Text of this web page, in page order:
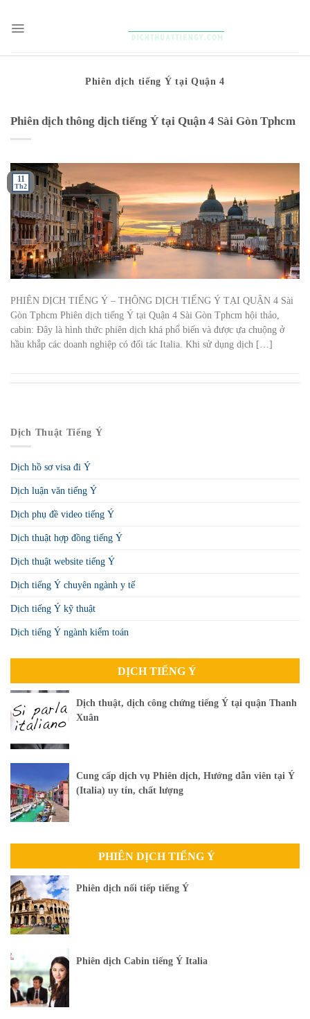
content
Phiên dịch tiếng Ý tại Quận 4
Phiên dịch thông dịch tiếng Ý tại Quận 4 Sài Gòn Tphcm
11
Th2
PHIÊN DỊCH TIẾNG Ý – THÔNG DỊCH TIẾNG Ý TẠI QUẬN 4 Sài
Gòn Tphcm Phiên dịch tiếng Ý tại Quận 4 Sài Gòn Tphcm hội thảo,
cabin: Đây là hình thức phiên dịch khá phổ biến và được ựa chuộng ở
hầu khắp các doanh nghiệp có đối tác Italia. Khi sử dụng dịch […]
Dịch Thuật Tiếng Ý
Dịch hồ sơ visa đi Ý
Dịch luận văn tiếng Ý
Dịch phụ đề video tiếng Ý
Dịch thuật hợp đồng tiếng Ý
Dịch thuật website tiếng Ý
Dịch tiếng Ý chuyên ngành y tế
Dịch tiếng Ý kỹ thuật
Dịch tiếng Ý ngành kiểm toán
DỊCH TIẾNG Ý
Dịch thuật, dịch công chứng tiếng Ý tại quận Thanh
Xuân
Cung cấp dịch vụ Phiên dịch, Hướng dẫn viên tại Ý
(Italia) uy tín, chất lượng
PHIÊN DỊCH TIẾNG Ý
Phiên dịch nối tiếp tiếng Ý
Phiên dịch Cabin tiếng Ý Italia